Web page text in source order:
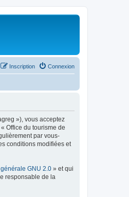
Connexion
Inscription
»), vous acceptez
Office du tourisme de
par vous-
conditions modifiées et
GNU 2.0 » et qui
responsable de la